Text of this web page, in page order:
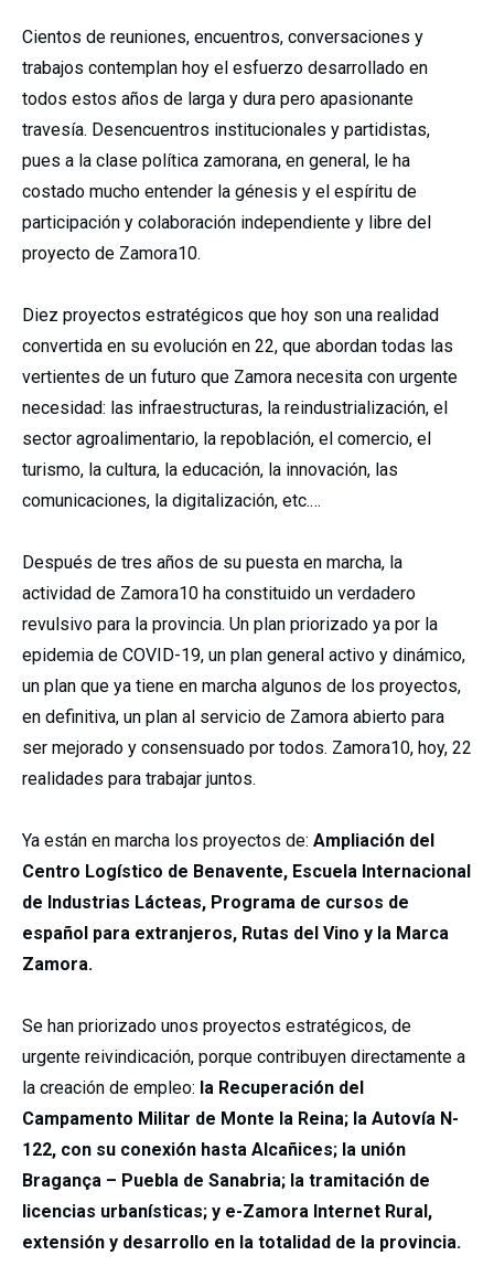
Cientos de reuniones, encuentros, conversaciones y
trabajos contemplan hoy el esfuerzo desarrollado en
todos estos años de larga y dura pero apasionante
travesía. Desencuentros institucionales y partidistas,
pues a la clase política zamorana, en general, le ha
costado mucho entender la génesis y el espíritu de
participación y colaboración independiente y libre del
proyecto de Zamora10.
Diez proyectos estratégicos que hoy son una realidad
convertida en su evolución en 22, que abordan todas las
vertientes de un futuro que Zamora necesita con urgente
necesidad: las infraestructuras, la reindustrialización, el
sector agroalimentario, la repoblación, el comercio, el
turismo, la cultura, la educación, la innovación, las
comunicaciones, la digitalización, etc.…
Después de tres años de su puesta en marcha, la
actividad de Zamora10 ha constituido un verdadero
revulsivo para la provincia. Un plan priorizado ya por la
epidemia de COVID-19, un plan general activo y dinámico,
un plan que ya tiene en marcha algunos de los proyectos,
en definitiva, un plan al servicio de Zamora abierto para
ser mejorado y consensuado por todos. Zamora10, hoy, 22
realidades para trabajar juntos.
Ya están en marcha los proyectos de: Ampliación del
Centro Logístico de Benavente, Escuela Internacional
de Industrias Lácteas, Programa de cursos de
español para extranjeros, Rutas del Vino y la Marca
Zamora.
Se han priorizado unos proyectos estratégicos, de
urgente reivindicación, porque contribuyen directamente a
la creación de empleo: la Recuperación del
Campamento Militar de Monte la Reina; la Autovía N-
122, con su conexión hasta Alcañices; la unión
Bragança – Puebla de Sanabria; la tramitación de
licencias urbanísticas; y e-Zamora Internet Rural,
extensión y desarrollo en la totalidad de la provincia.